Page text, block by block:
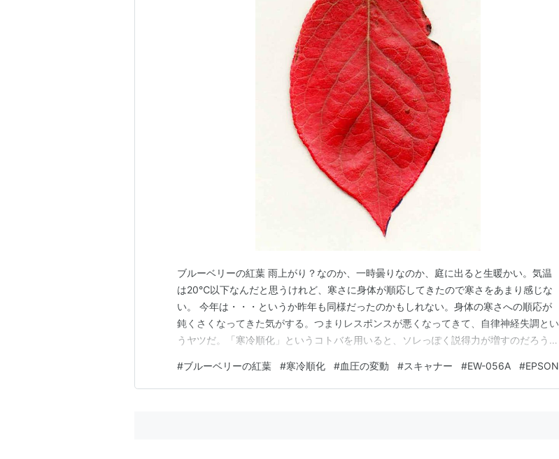
ブルーベリーの紅葉 雨上がり？なのか、一時曇りなのか、庭に出ると生暖かい。気温
は20℃以下なんだと思うけれど、寒さに身体が順応してきたので寒さをあまり感じな
い。 今年は・・・というか昨年も同様だったのかもしれない。身体の寒さへの順応が
鈍くさくなってきた気がする。つまりレスポンスが悪くなってきて、自律神経失調とい
うヤツだ。「寒冷順化」というコトバを用いると、ソレっぽく説得力が増すのだろう
かった。だからより寒さが染み入るようだった。これは例外としておくとしても、今年
も50代の頃と同じ感覚でいると、相当に痛い目に遭うだろう…
#ブルーベリーの紅葉 #寒冷順化 #血圧の変動 #スキャナー #EW-056A #EPSON